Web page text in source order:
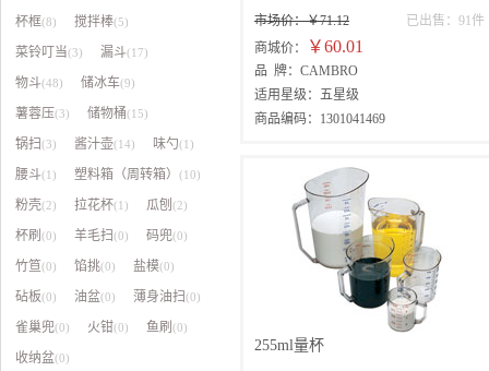
已出售：91件
市场价：￥71.12
商城价：
￥60.01
品 牌：CAMBRO
适用星级：五星级
商品编码：1301041469
255ml量杯
杯框(8) 搅拌棒(5)
菜铃叮当(3) 漏斗(17)
物斗(48) 储冰车(9)
薯蓉压(3) 储物桶(15)
锅扫(3) 酱汁壶(14) 味勺(1)
腰斗(1) 塑料箱（周转箱） (10)
粉壳(2) 拉花杯(1) 瓜刨 (2)
杯刷 (0) 羊毛扫(0) 码兜(0)
竹笪(0) 馅挑(0) 盐模(0)
砧板(0) 油盆(0) 薄身油扫(0)
雀巢兜(0) 火钳(0) 鱼刷 (0)
收纳盆(0)